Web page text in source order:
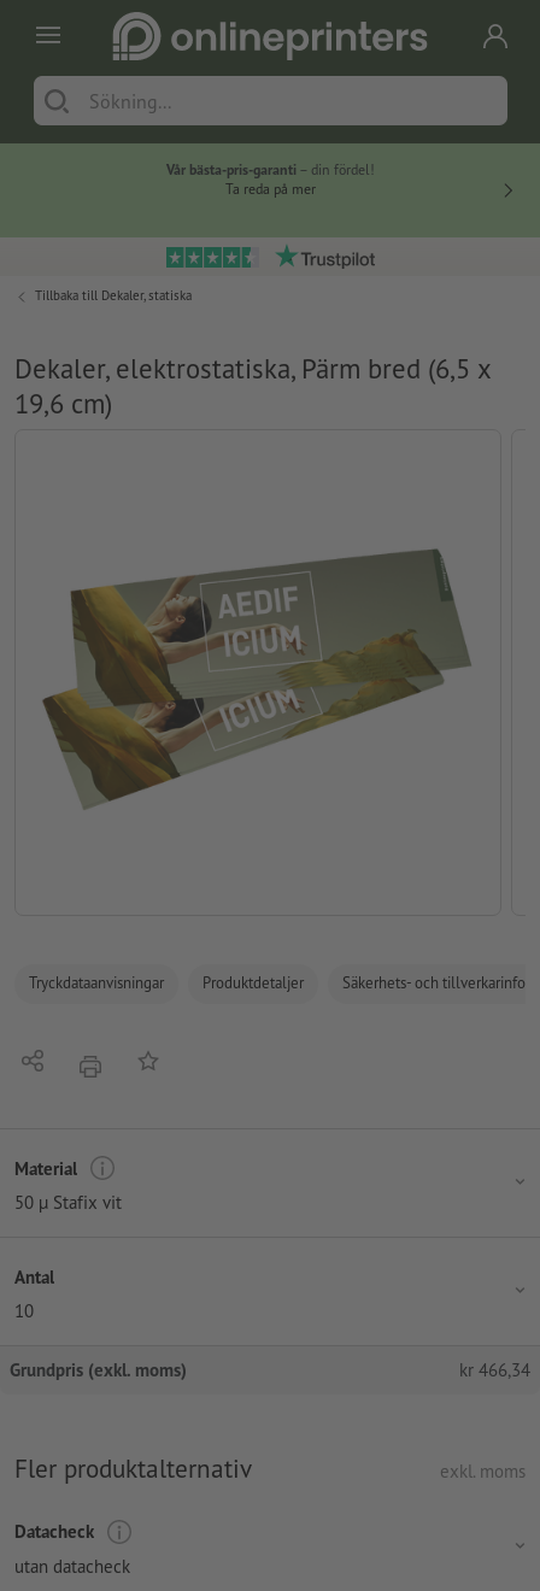
Vår bästa-pris-garanti – din fördel!
Ta reda på mer
Tillbaka till Dekaler, statiska
Dekaler, elektrostatiska, Pärm bred (6,5 x
19,6 cm)
Tryckdataanvisningar Produktdetaljer Säkerhets- och
Dela erbjudandePå anteckningslistan
Material
50 µ Stafix vit
Antal
10
Grundpris (exkl. moms) kr 466,34
Fler produktalternativ exkl. moms
Datacheck
utan datacheck